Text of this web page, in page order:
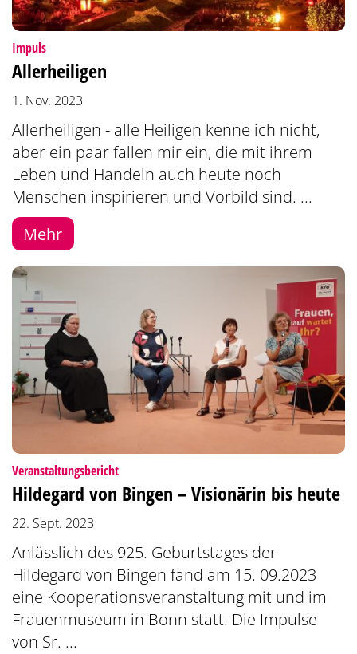
Impuls:
Allerheiligen
1. Nov. 2023
Allerheiligen - alle Heiligen kenne ich nicht,
aber ein paar fallen mir ein, die mit ihrem
Leben und Handeln auch heute noch
Menschen inspirieren und Vorbild sind. ...
Mehr
Veranstaltungsbericht:
Hildegard von Bingen – Visionärin bis heute
22. Sept. 2023
Anlässlich des 925. Geburtstages der
Hildegard von Bingen fand am 15. 09.2023
eine Kooperationsveranstaltung mit und im
Frauenmuseum in Bonn statt. Die Impulse
von Sr. ...